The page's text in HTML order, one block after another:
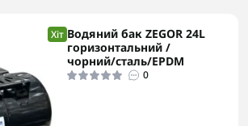
Хіт Водяний бак ZEGOR 24L
горизонтальний /
чорний/сталь/EPDM
0